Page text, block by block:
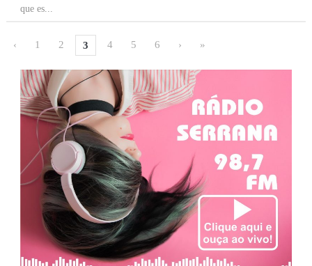
que es...
‹ 1 2 3 4 5 6 › »